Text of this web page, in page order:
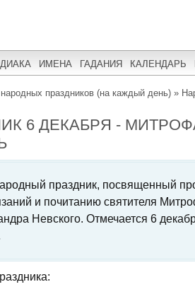
ИМЕНА ГАДАНИЯ КАЛЕНДАРЬ
праздников (на каждый день) »
6 ДЕКАБРЯ -
праздник, посвященный
и почитанию святителя
Невского. Отмечается 6